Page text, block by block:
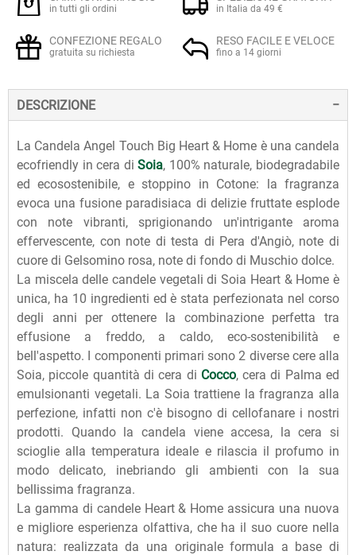
in tutti gli ordini in Italia da 49 €
CONFEZIONE REGALO
gratuita su richiesta
RESO FACILE E VELOCE
fino a 14 giorni
DESCRIZIONE
La Candela Angel Touch Big Heart & Home è una candela
ecofriendly in cera diSoia, 100% naturale, biodegradabile
ed ecosostenibile, e stoppino in Cotone: la fragranza
evoca una fusione paradisiaca di delizie fruttate esplode
con note vibranti, sprigionando un'intrigante aroma
effervescente, con note di testa di Pera d'Angiò, note di
cuore di Gelsomino rosa, note di fondo di Muschio dolce.
La miscela delle candele vegetali di Soia Heart & Home è
unica, ha 10 ingredienti ed è stata perfezionata nel corso
degli anni per ottenere la combinazione perfetta tra
effusione a freddo, a caldo, eco-sostenibilità e
bell'aspetto. I componenti primari sono 2 diverse cere alla
Soia, piccole quantità di cera di Cocco, cera di Palma ed
emulsionanti vegetali. La Soia trattiene la fragranza alla
perfezione, infatti non c'è bisogno di cellofanare i nostri
prodotti. Quando la candela viene accesa, la cera si
scioglie alla temperatura ideale e rilascia il profumo in
modo delicato, inebriando gli ambienti con la sua
bellissima fragranza.
La gamma di candele Heart & Home assicura una nuova
e migliore esperienza olfattiva, che ha il suo cuore nella
natura: realizzata da una originale formula a base di